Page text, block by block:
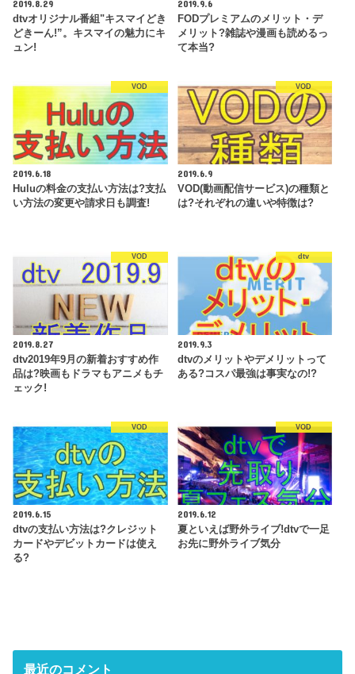
2019.8.29
dtvオリジナル番組"キスマイどき
どきーん!”。キスマイの魅力にキ
ュン!
2019.9.6
FODプレミアムのメリット・デ
メリット?雑誌や漫画も読めるっ
て本当?
VOD
2019.6.18
Huluの料金の支払い方法は?支払
い方法の変更や請求日も調査!
VOD
2019.6.9
VOD(動画配信サービス)の種類と
は?それぞれの違いや特徴は?
VOD
2019.8.27
dtv2019年9月の新着おすすめ作
品は?映画もドラマもアニメもチ
ェック!
dtv
2019.9.3
dtvのメリットやデメリットって
ある?コスパ最強は事実なの!?
VOD
2019.6.15
dtvの支払い方法は?クレジット
カードやデビットカードは使え
る?
VOD
2019.6.12
夏といえば野外ライブ!dtvで一足
お先に野外ライブ気分
最近のコメント